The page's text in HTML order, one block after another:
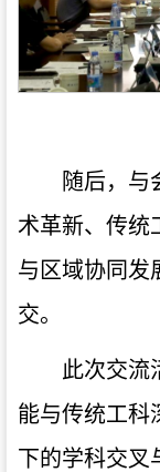
随后，与
术革新、传统
与区域协同发
交。
此次交流
能与传统工科
下的学科交叉